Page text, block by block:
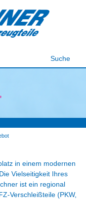
Suche
in einem modernen
Vielseitigkeit Ihres
ist ein regional
Verschleißteile (PKW,